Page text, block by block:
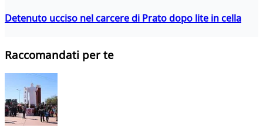
Detenuto ucciso nel carcere di Prato dopo lite in cella
Raccomandati per te